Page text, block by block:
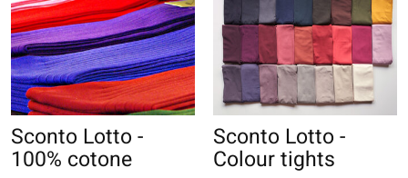
Sconto Lotto -
100% cotone
Sconto Lotto -
Colour tights